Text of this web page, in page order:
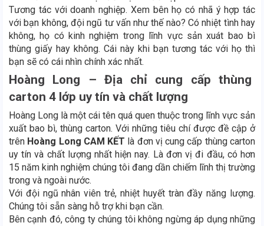
Tương tác với doanh nghiệp. Xem bên họ có nhã ý hợp tác
với bạn không, đội ngũ tư vấn như thế nào? Có nhiệt tình hay
không, họ có kinh nghiệm trong lĩnh vực sản xuát bao bì
thùng giấy hay không. Cái này khi bạn tương tác với họ thì
bạn sẽ có cái nhìn chính xác nhất.
Hoàng Long – Địa chỉ cung cấp thùng
carton 4 lớp uy tín và chất lượng
Hoàng Long là một cái tên quá quen thuộc trong lĩnh vực sản
xuất bao bì, thùng carton. Với những tiêu chí được đề cập ở
trên Hoàng Long CAM KẾT là đơn vị cung cấp thùng carton
uy tín và chất lượng nhất hiện nay. Là đơn vị đi đầu, có hơn
15 năm kinh nghiệm chúng tôi đang dần chiếm lĩnh thị trường
trong và ngoài nước.
Với đội ngũ nhân viên trẻ, nhiệt huyết tràn đầy năng lượng.
Chúng tôi sẵn sàng hỗ trợ khi bạn cần.
Bên cạnh đó, công ty chúng tôi không ngừng áp dụng những